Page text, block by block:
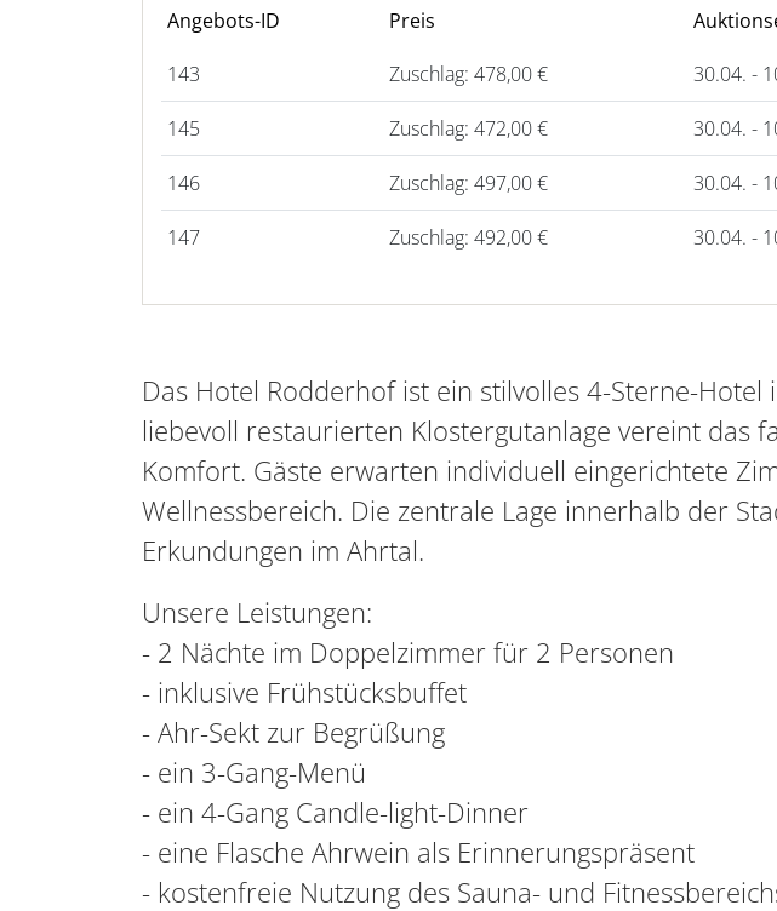
Angebots-ID Preis
143
Zuschlag: 478,00 € 30.04. -
145 Zuschlag: 472,00 € 30.04. -
146 Zuschlag: 497,00 € 30.04. -
147 Zuschlag: 492,00 € 30.04. -
Das Hotel Rodderhof ist ein stilvolles 4-Sterne-
liebevoll restaurierten Klostergutanlage vereint das
Komfort. Gäste erwarten individuell eingerichtete
Wellnessbereich. Die zentrale Lage innerhalb der
Erkundungen im Ahrtal.
Unsere Leistungen:
- 2 Nächte im Doppelzimmer für 2 Personen
- inklusive Frühstücksbuffet
- Ahr-Sekt zur Begrüßung
- ein 3-Gang-Menü
- ein 4-Gang Candle-light-Dinner
- eine Flasche Ahrwein als Erinnerungspräsent
- kostenfreie Nutzung des Sauna- und